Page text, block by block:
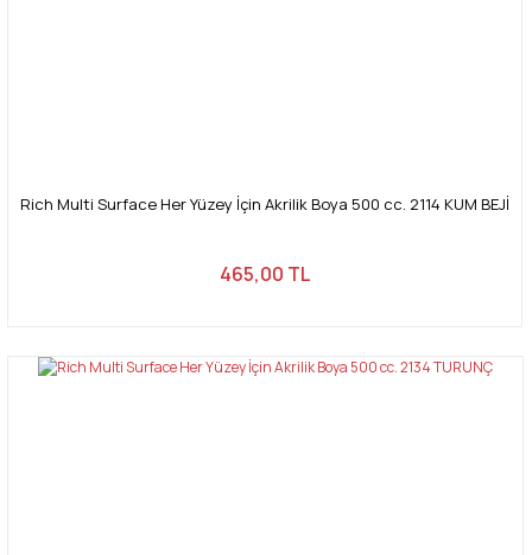
Rich Multi Surface Her Yüzey İçin Akrilik Boya 500 cc. 2114 KUM BEJİ
465,00 TL